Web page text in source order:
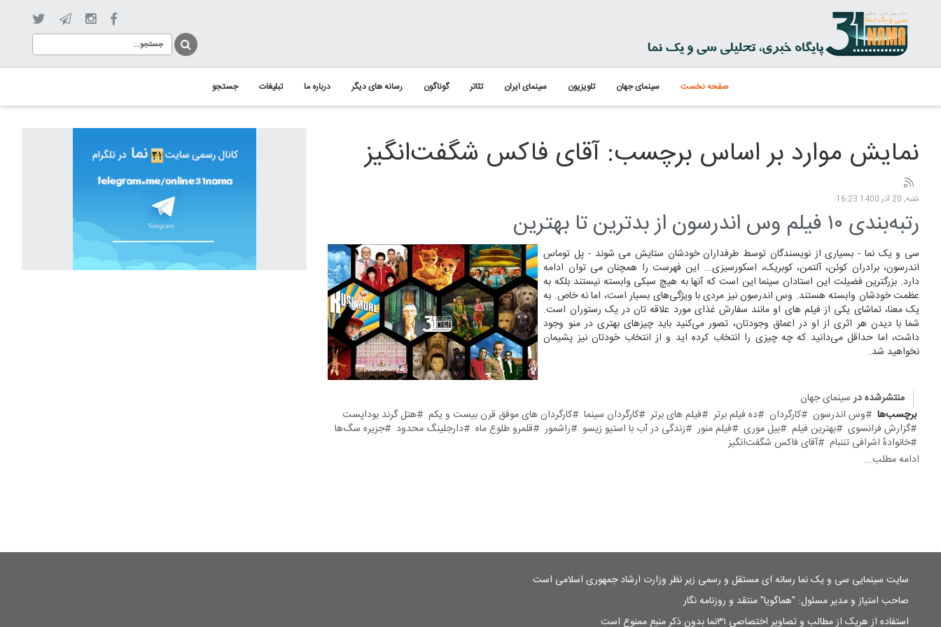
صفحه نخست سینمای جهان تلویزیون سینمای ایران تئاتر گوناگون رسانه های دیگر درباره ما تبلیغات جستجو
نمایش موارد بر اساس برچسب: آقای فاکس شگفت‌انگیز
شنبه, 20 آذر 1400 16:23
رتبه‌بندی ۱۰ فیلم وس اندرسون از بدترین تا بهترین
سی و یک نما - بسیاری از نویسندگان توسط طرفداران خودشان ستایش می شوند - پل توماس
اندرسون، برادران کوئن، آلتمن، کوبریک، اسکورسیزی... این فهرست را همچنان می توان ادامه
دارد. بزرگترین فضیلت این استادان سینما این است که آنها به هیچ سبکی وابسته نیستند بلکه به
عظمت خودشان وابسته هستند. وس اندرسون نیز مردی با ویژگی‌های بسیار است، اما نه خاص. به
یک معنا، تماشای یکی از فیلم های او مانند سفارش غذای مورد علاقه تان در یک رستوران است.
شما با دیدن هر اثری از او در اعماق وجودتان، تصور می‌کنید باید چیزهای بهتری در منو وجود
داشت، اما حداقل می‌دانید که چه چیزی را انتخاب کرده اید و از انتخاب خودتان نیز پشیمان
نخواهید شد.
منتشرشده در سینمای جهان
برچسب‌ها
وس اندرسون کارگردان ده فیلم برتر فیلم های برتر کارگردان سینما کارگردان های موفق قرن بیست و یکم
هتل گرند بوداپست
گزارش فرانسوی
بهترین فیلم بیل موری فیلم منور زندگی در آب با استیو زیسو راشمور قلمرو طلوع ماه دارجلینگ محدود
جزیره سگ‌ها
خانوادهٔ اشرافی تننبام
آقای فاکس شگفت‌انگیز
ادامه مطلب...
سایت سینمایی سی و یک نما رسانه ای مستقل و رسمی زیر نظر وزارت ارشاد جمهوری اسلامی است
صاحب امتیاز و مدیر مسئول: "هماگویا" منتقد و روزنامه نگار
استفاده از هریک از مطالب و تصاویر اختصاصی ۳۱نما بدون ذکر منبع ممنوع است